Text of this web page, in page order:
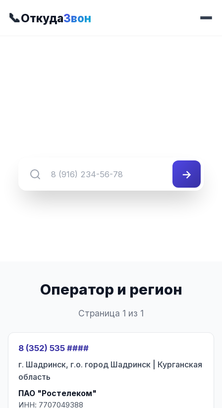
📞ОткудаЗвон
→
Оператор и регион
Страница 1 из 1
8 (352) 535 ####
г. Шадринск, г.о. город Шадринск | Курганская
область
ПАО "Ростелеком"
ИНН: 7707049388